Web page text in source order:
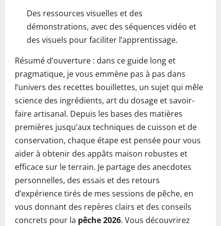
Des ressources visuelles et des
démonstrations, avec des séquences vidéo et
des visuels pour faciliter l’apprentissage.
Résumé d’ouverture : dans ce guide long et
pragmatique, je vous emmène pas à pas dans
l’univers des recettes bouillettes, un sujet qui mêle
science des ingrédients, art du dosage et savoir-
faire artisanal. Depuis les bases des matières
premières jusqu’aux techniques de cuisson et de
conservation, chaque étape est pensée pour vous
aider à obtenir des appâts maison robustes et
efficace sur le terrain. Je partage des anecdotes
personnelles, des essais et des retours
d’expérience tirés de mes sessions de pêche, en
vous donnant des repères clairs et des conseils
concrets pour la pêche 2026. Vous découvrirez